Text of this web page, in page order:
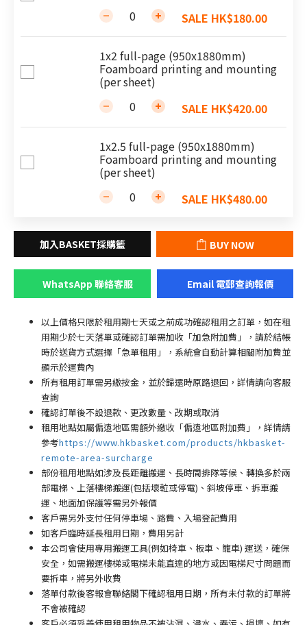
SALE HK$180.00
1x2 full-page (950x1880mm)
Foamboard printing and mounting
(per sheet)
SALE HK$420.00
1x2.5 full-page (950x1880mm)
Foamboard printing and mounting
(per sheet)
SALE HK$480.00
BUY NOW
WhatsApp 聯絡客服 Email 電郵查詢報價
以上價格只限於租用期七天或之前成功確認租用之訂單，如在租
用期少於七天落單或確認訂單需加收「加急附加費」，請於結帳
時於送貨方式選擇「急單租用」，系統會自動計算相關附加費並
顯示於運費內
所有租用訂單需另繳按金，並於歸還時原路退回，詳情請向客服
查詢
確認訂單後不設退款、更改數量、改期或取消
租用地點如屬偏遠地區需額外繳收「偏遠地區附加費 」
，詳情請
參考https://www.hkbasket.com/products/hkbasket-
remote-area-surcharge
部份租用地點如涉及長距離搬運、長時間排隊等候、轉換多於兩
部電梯、上落樓梯搬運(包括壞𨋢或停電)、斜坡停車、拆車搬
運、地面加保護等需另外報價
客戶需另外支付任何停車場 、路費、入場登記費用
如客戶臨時延長租用日期，費用另計
本公司會使用專用搬運工具(例如椅車、板車、籠車) 運送，確保
安全，如需搬運樓梯或電梯未能直達的地方或因電梯尺寸問題而
要拆車，將另外收費
落單付款後客報會聯絡閣下確認租用日期，所有未付款的訂單將
不會被確認